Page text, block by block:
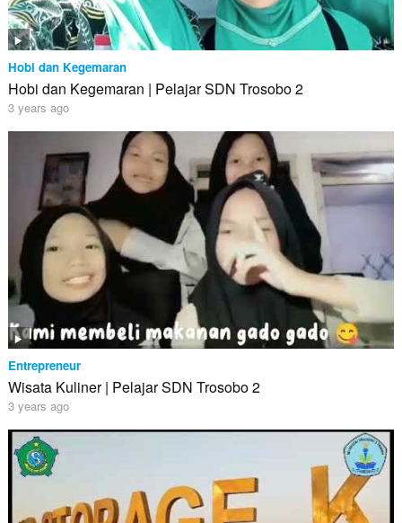
Hobi dan Kegemaran
Hobi dan Kegemaran | Pelajar SDN Trosobo 2
3 years ago
Entrepreneur
Wisata Kuliner | Pelajar SDN Trosobo 2
3 years ago